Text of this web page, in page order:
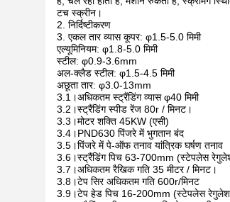
टच स्क्रीन।
2. निर्दिष्टीकरण
3. एकल तार व्यास कूपर: φ1.5-5.0 मिमी
एल्यूमिनियम: φ1.8-5.0 मिमी
स्टील: φ0.9-3.6mm
अल-क्लैड स्टील: φ1.5-4.5 मिमी
अछूता तार: φ3.0-13mm
3.1।अधिकतम स्ट्रैंडिंग व्यास φ40 मिमी
3.2।स्ट्रैंडिंग स्पीड रेंज 80r / मिनट।
3.3।मोटर शक्ति 45KW (एसी)
3.4।PND630 पिंजरे में भुगतान बंद
3.5।पिंजरे में पे-ऑफ तनाव यांत्रिक घर्षण तनाव
3.6।स्ट्रैंडिंग पिच 63-700mm (स्टेपलेस
3.7।अधिकतम रैखिक गति 35 मीटर / मिनट।
3.8।टेप सिर अधिकतम गति 600r/मिनट
3.9।टेप हेड पिच 16-200mm (स्टेपलेस